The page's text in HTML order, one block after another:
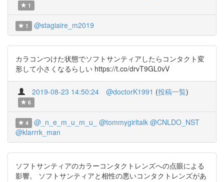
1
1 @stagiaire_m2019
カラコンつけた状態でソフトサンティアしたらコンタクト変
形して小さくなるらしい https://t.co/drvT9GL0vV
2019-08-23 14:50:24 @doctorK1991 (投稿一覧)
6
4 @_n_e_m_u_m_u_ @tommygirltalk @CNLDO_NST
@klarrrk_man
ソフトサンティアのカラーコンタクトレンズへの点眼による
影響。 ソフトサンティアと相性の悪いコンタクトレンズがあ